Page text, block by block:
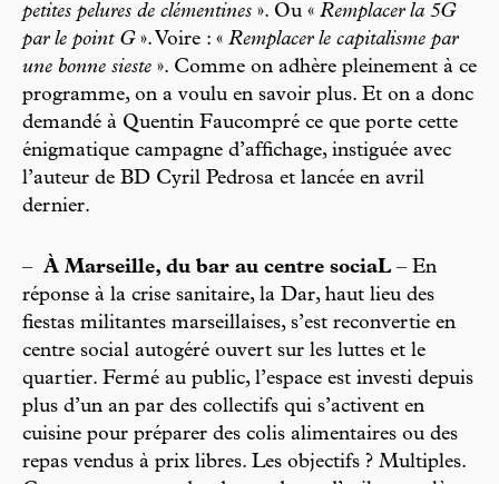
petites pelures de clémentines ». Ou « Remplacer la 5G
par le point G». Voire : « Remplacer le capitalisme par
une bonne sieste ». Comme on adhère pleinement à ce
programme, on a voulu en savoir plus. Et on a donc
demandé à Quentin Faucompré ce que porte cette
énigmatique campagne d’affichage, instiguée avec
l’auteur de BD Cyril Pedrosa et lancée en avril
dernier.
– À Marseille, du bar au centre sociaL – En
réponse à la crise sanitaire, la Dar, haut lieu des
fiestas militantes marseillaises, s’est reconvertie en
centre social autogéré ouvert sur les luttes et le
quartier. Fermé au public, l’espace est investi depuis
plus d’un an par des collectifs qui s’activent en
cuisine pour préparer des colis alimentaires ou des
repas vendus à prix libres. Les objectifs ? Multiples.